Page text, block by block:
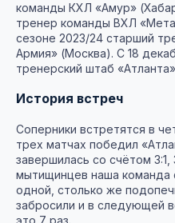
команды КХЛ «Амур»
тренер команды ВХЛ
сезоне 2023/24 старший
Армия» (Москва). С 18
тренерский штаб
История встреч
Соперники встретятся в
трех матчах победил
завершилась со счётом
мытищинцев наша команда
одной, столько же
забросили и в следующей
это 7 раз.